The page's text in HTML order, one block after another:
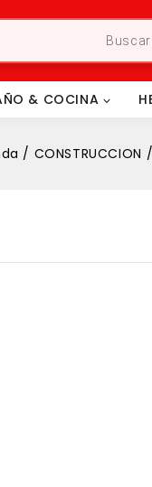
& COCINA
/ CONSTRUCCION /